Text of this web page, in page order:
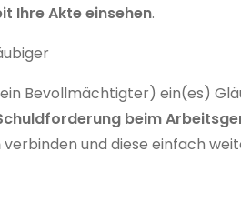
Ihre Akte einsehen.
Bevollmächtigter) ein(es)
beim
verbinden und diese einfach